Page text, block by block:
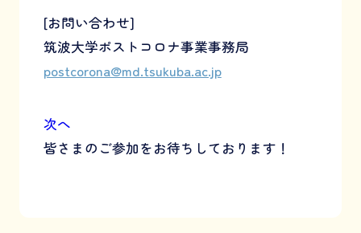
[お問い合わせ]
筑波大学ポストコロナ事業事務局
postcorona@md.tsukuba.ac.jp
次へ
皆さまのご参加をお待ちしております！